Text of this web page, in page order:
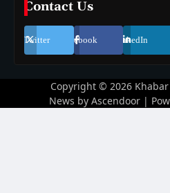
Contact Us
Twitter Facebook LinkedIn
Copyright © 2026
News by Ascendoor |